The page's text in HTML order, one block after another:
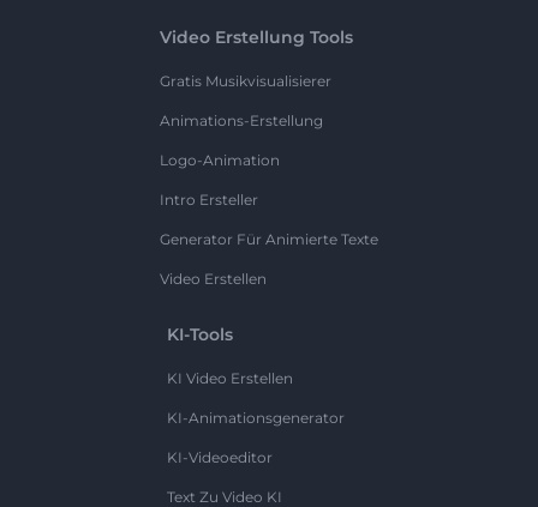
Video Erstellung Tools
Gratis Musikvisualisierer
Animations-Erstellung
Logo-Animation
Intro Ersteller
Generator Für Animierte Texte
Video Erstellen
KI-Tools
KI Video Erstellen
KI-Animationsgenerator
KI-Videoeditor
Text Zu Video KI